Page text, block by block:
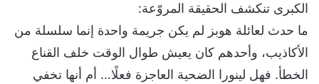
الكبرى تنكشف الحقيقة المروّعة:
ما حدث لعائلة هوبز لم يكن جريمة واحدة إنما سلسلة من
الأكاذيب، وأحدهم كان يعيش طوال الوقت خلف القناع
الخطأ. فهل لينورا الضحية العاجزة فعلًا… أم أنها تخفي